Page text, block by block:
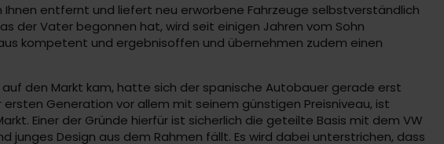
entfernt und liefert neu erworbene Fahrzeuge selbstverständlich
der Vater begonnen hat, wird seit einigen Jahren vom Sohn
kompetent und ergebnisoffen und übernehmen zudem einen
den Markt kam, hatte sich der spanische Autobauer gerade erst
Generation vor allem mit seinem günstigen Preisniveau, ist
Einer der Gründe hierfür ist sicherlich die geteilte Basis mit dem VW
junges Design aus dem Rahmen fällt. Es wird dabei unterstrichen, dass